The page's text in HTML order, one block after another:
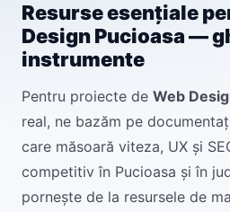
Resurse esențiale
Design Pucioasa —
instrumente
Pentru proiecte de Web
real, ne bazăm pe
care măsoară viteza, UX și
competitiv în Pucioasa și în
pornește de la resursele de